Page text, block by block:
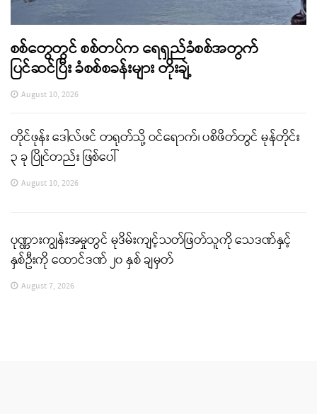
စစ်တွေတွင် စစ်တပ်က ရေရှည်ခံစစ်အတွက်
ပြင်ဆင်ပြီး ခံစစ်စခန်းများ တိုးချဲ့
August 10, 2026
တိုင်ဖုန်း ဒေါလ်ဖင် တရုတ်သို့ ဝင်ရောက်၊ ပစိဖိတ်တွင် မုန်တိုင်း
၃ ခု ပြိုင်တည်း ဖြစ်ပေါ်
August 10, 2026
ပုဏ္ဏားကျွန်းအမှုတွင် မုဒိမ်းကျင့်သတ်ဖြတ်သူကို သေဒဏ်နှင့်
နှစ်ဦးကို ထောင်ဒဏ် ၂၀ နှစ် ချမှတ်
August 7, 2026